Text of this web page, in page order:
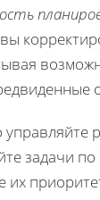
задачи
их